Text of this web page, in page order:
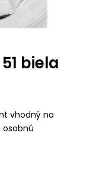
biela
vhodný na